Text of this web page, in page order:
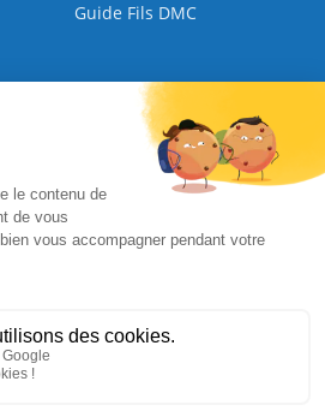
Guide Fils DMC
Qui sommes nous Nous contacter |
sécurisé
ALL Rights Reserved.